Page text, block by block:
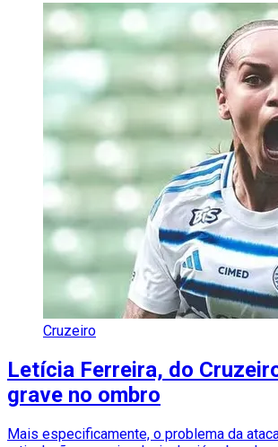
Cruzeiro
Letícia Ferreira, do
grave no ombro
Mais especificamente, o problema da